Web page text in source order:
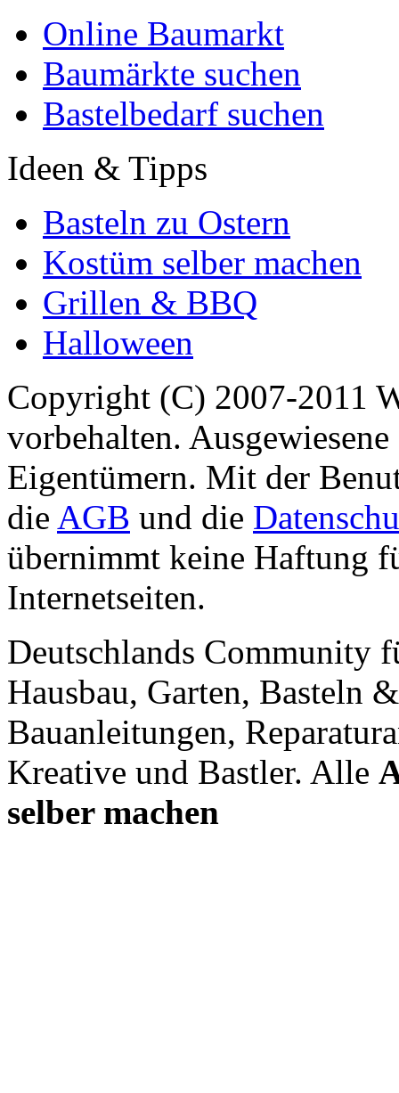
Online Baumarkt
Baumärkte suchen
Bastelbedarf suchen
Ideen & Tipps
Basteln zu Ostern
Kostüm selber machen
Grillen & BBQ
Halloween
Copyright (C) 2007-2011
vorbehalten.
Eigentümern. Mit der
die AGB und die
übernimmt keine Haftung
Internetseiten.
Deutschlands Community
Hausbau, Garten, Basteln
Bauanleitungen,
Kreative und Bastler. Alle
selber machen